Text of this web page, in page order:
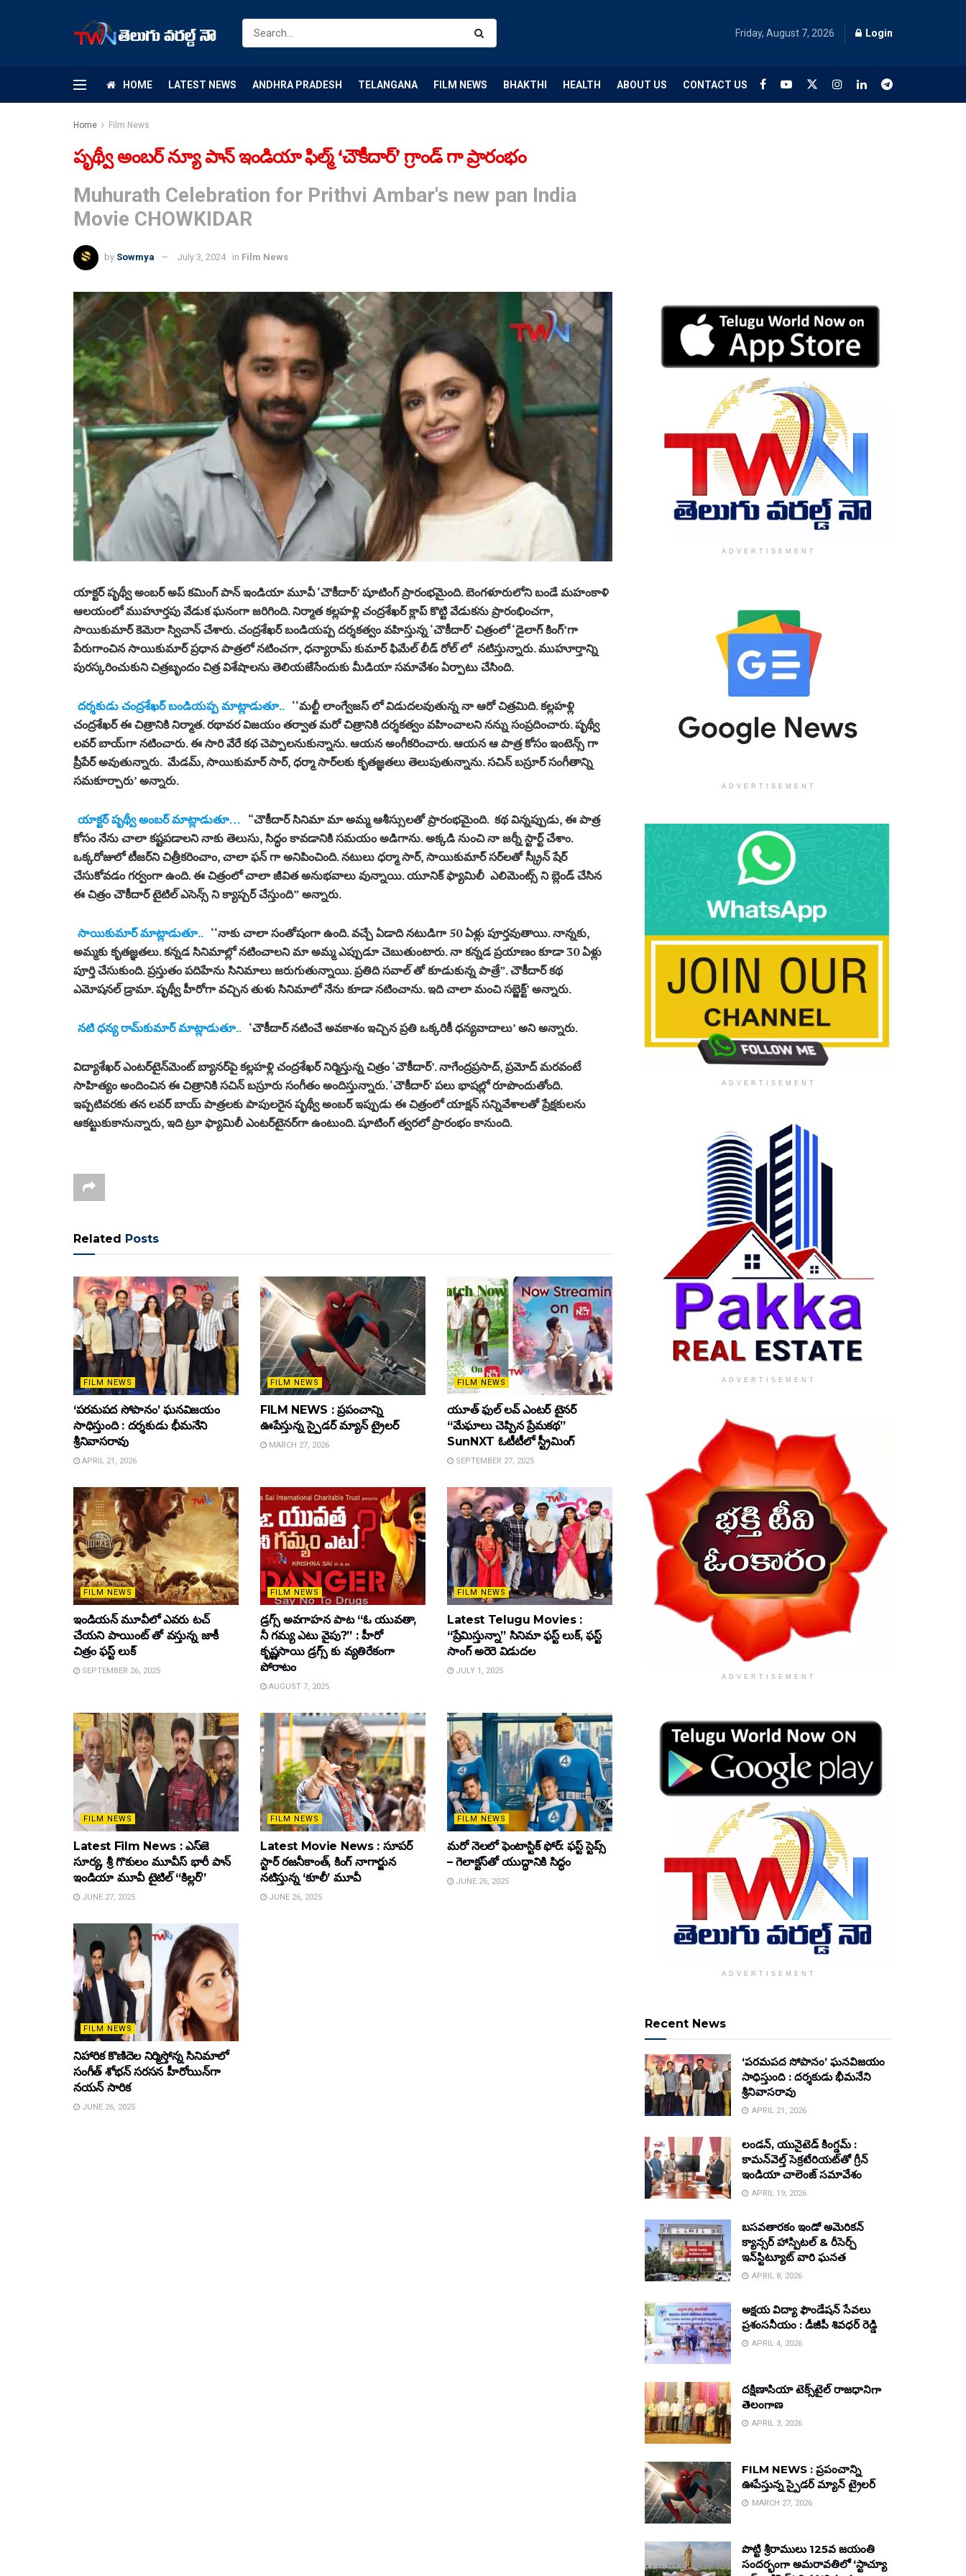
Friday, August 7, 2026 Login
HOME LATEST NEWS ANDHRA PRADESH TELANGANA FILM NEWS BHAKTHI HEALTH ABOUT US CONTACT US
Home Film News
పృథ్వీ అంబర్ న్యూ పాన్ ఇండియా ఫిల్మ్ ‘చౌకీదార్’ గ్రాండ్ గా ప్రారంభం
Muhurath Celebration for Prithvi Ambar's new pan India
Movie CHOWKIDAR
by Sowmya July 3, 2024 in Film News
యాక్టర్ పృథ్వీ అంబర్ అప్ కమింగ్ పాన్ ఇండియా మూవీ ‘చౌకీదార్’ షూటింగ్ ప్రారంభమైంది. బెంగళూరులోని బండే మహంకాళి
ఆలయంలో ముహూర్తపు వేడుక ఘనంగా జరిగింది. నిర్మాత కల్లహళ్లి చంద్రశేఖర్ క్లాప్ కొట్టి వేడుకను ప్రారంభించగా,
సాయికుమార్ కెమెరా స్విచాన్ చేశారు. చంద్రశేఖర్ బండియప్ప దర్శకత్వం వహిస్తున్న ‘చౌకీదార్’ చిత్రంలో ‘డైలాగ్ కింగ్’గా
పేరుగాంచిన సాయికుమార్ ప్రధాన పాత్రలో నటించగా, ధన్యారామ్ కుమార్ ఫిమేల్ లీడ్ రోల్ లో నటిస్తున్నారు. ముహూర్తాన్ని
పురస్కరించుకుని చిత్రబృందం చిత్ర విశేషాలను తెలియజేసేందుకు మీడియా సమావేశం ఏర్పాటు చేసింది.
దర్శకుడు చంద్రశేఖర్ బండియప్ప మాట్లాడుతూ.. ‘‘మల్టీ లాంగ్వేజస్ లో విడుదలవుతున్న నా ఆరో చిత్రమిది. కల్లహళ్లి
చంద్రశేఖర్ ఈ చిత్రానికి నిర్మాత. రథావర విజయం తర్వాత మరో చిత్రానికి దర్శకత్వం వహించాలని నన్ను సంప్రదించారు. పృథ్వీ
లవర్‌ బాయ్‌గా నటించారు. ఈ సారి వేరే కథ చెప్పాలనుకున్నాను. ఆయన అంగీకరించారు. ఆయన ఆ పాత్ర కోసం ఇంటెన్స్ గా
ప్రీపేర్ అవుతున్నారు. మేడమ్, సాయికుమార్ సార్, ధర్మా సార్‌లకు కృతజ్ఞతలు తెలుపుతున్నాను. సచిన్ బస్రూర్ సంగీతాన్ని
సమకూర్చారు’ అన్నారు.
యాక్టర్ పృథ్వీ అంబర్ మాట్లాడుతూ… “చౌకీదార్ సినిమా మా అమ్మ ఆశీస్సులతో ప్రారంభమైంది. కథ విన్నప్పుడు, ఈ పాత్ర
కోసం నేను చాలా కష్టపడాలని నాకు తెలుసు, సిద్ధం కావడానికి సమయం అడిగాను. అక్కడి నుంచి నా జర్నీ స్టార్ట్ చేశాం.
ఒక్కరోజులో టీజర్‌ని చిత్రీకరించాం, చాలా ఫన్ గా అనిపించింది. నటులు ధర్మా సార్, సాయికుమార్ సర్‌లతో స్క్రీన్ షేర్
చేసుకోవడం గర్వంగా ఉంది. ఈ చిత్రంలో చాలా జీవిత అనుభవాలు వున్నాయి. యూనిక్ ఫ్యామిలీ ఎలిమెంట్స్ ని బ్లెండ్ చేసిన
ఈ చిత్రం చౌకీదార్ టైటిల్ ఎసెన్స్ ని క్యాప్చర్ చేస్తుంది” అన్నారు.
సాయికుమార్ మాట్లాడుతూ.. ‘‘నాకు చాలా సంతోషంగా ఉంది. వచ్చే ఏడాది నటుడిగా 50 ఏళ్లు పూర్తవుతాయి. నాన్నకు,
అమ్మకు కృతజ్ఞతలు. కన్నడ సినిమాల్లో నటించాలని మా అమ్మ ఎప్పుడూ చెబుతుంటారు. నా కన్నడ ప్రయాణం కూడా 30 ఏళ్లు
పూర్తి చేసుకుంది. ప్రస్తుతం పదిహేను సినిమాలు జరుగుతున్నాయి. ప్రతిది సవాల్ తో కూడుకున్న పాత్రే”. చౌకీదార్ కథ
ఎమోషనల్ డ్రామా. పృథ్వీ హీరోగా వచ్చిన తుళు సినిమాలో నేను కూడా నటించాను. ఇది చాలా మంచి సబ్జెక్ట్’ అన్నారు.
నటి ధన్య రామ్‌కుమార్‌ మాట్లాడుతూ.. ‘చౌకీదార్‌ నటించే అవకాశం ఇచ్చిన ప్రతి ఒక్కరికీ ధన్యవాదాలు’ అని అన్నారు.
విద్యాశేఖర్ ఎంటర్‌టైన్‌మెంట్ బ్యానర్‌పై కల్లహళ్లి చంద్రశేఖర్‌ నిర్మిస్తున్న చిత్రం ‘చౌకీదార్‌’. నాగేంద్రప్రసాద్, ప్రమోద్ మరవంటే
సాహిత్యం అందించిన ఈ చిత్రానికి సచిన్ బస్రూరు సంగీతం అందిస్తున్నారు. ‘చౌకీదార్‌’ పలు భాషల్లో రూపొందుతోంది.
ఇప్పటివరకు తన లవర్ బాయ్ పాత్రలకు పాపులరైన పృథ్వీ అంబర్ ఇప్పుడు ఈ చిత్రంలో యాక్షన్ సన్నివేశాలతో ప్రేక్షకులను
ఆకట్టుకుకానున్నారు, ఇది ట్రూ ఫ్యామిలీ ఎంటర్‌టైనర్‌గా ఉంటుంది. షూటింగ్ త్వరలో ప్రారంభం కానుంది.
Related Posts
FILM NEWS
‘పరమపద సోపానం’ ఘనవిజయం
సాధిస్తుంది : దర్శకుడు భీమనేని
శ్రీనివాసరావు
APRIL 21, 2026
FILM NEWS
FILM NEWS : ప్రపంచాన్ని
ఊపేస్తున్న స్పైడర్ మ్యాన్ ట్రైలర్
MARCH 27, 2026
FILM NEWS
యూత్ ఫుల్ లవ్ ఎంటర్ టైనర్
“మేఘాలు చెప్పిన ప్రేమకథ”
SunNXT ఓటీటీలో స్ట్రీమింగ్
SEPTEMBER 27, 2025
FILM NEWS
ఇండియన్ మూవీలో ఎవరు టచ్
చేయని పాయింట్ తో వస్తున్న జాకీ
చిత్రం ఫస్ట్ లుక్
SEPTEMBER 26, 2025
FILM NEWS
డ్రగ్స్ అవగాహన పాట “ఓ యువతా,
నీ గమ్య ఎటు వైపు?” : హీరో
కృష్ణసాయి డ్రగ్స్ కు వ్యతిరేకంగా
పోరాటం
AUGUST 7, 2025
FILM NEWS
Latest Telugu Movies :
“ప్రేమిస్తున్నా” సినిమా ఫస్ట్ లుక్, ఫస్ట్
సాంగ్ అరెరె విడుదల
JULY 1, 2025
FILM NEWS
Latest Film News : ఎస్‌జె
సూర్య, శ్రీ గొకులం మూవీస్‌ భారీ పాన్‌
ఇండియా మూవీ టైటిల్ “కిల్లర్”
JUNE 27, 2025
FILM NEWS
Latest Movie News : సూపర్
స్టార్ రజనీకాంత్, కింగ్ నాగార్జున
నటిస్తున్న ‘కూలీ’ మూవీ
JUNE 26, 2025
FILM NEWS
మరో నెలలో ఫెంటాస్టిక్ ఫోర్: ఫస్ట్ స్టెప్స్
– గెలాక్టస్‌తో యుద్ధానికి సిద్ధం
JUNE 26, 2025
FILM NEWS
నిహారిక కొణిదెల నిర్మిస్తోన్న సినిమాలో
సంగీత్ శోభన్ సరసన హీరోయిన్‌గా
నయన్ సారిక
JUNE 26, 2025
ADVERTISEMENT
ADVERTISEMENT
ADVERTISEMENT
ADVERTISEMENT
ADVERTISEMENT
ADVERTISEMENT
Recent News
‘పరమపద సోపానం’ ఘనవిజయం
సాధిస్తుంది : దర్శకుడు భీమనేని
శ్రీనివాసరావు
APRIL 21, 2026
లండన్, యునైటెడ్ కింగ్డమ్ :
కామన్‌వెల్త్ సెక్రటేరియట్‌తో గ్రీన్
ఇండియా చాలెంజ్ సమావేశం
APRIL 19, 2026
బసవతారకం ఇండో అమెరికన్
క్యాన్సర్ హాస్పిటల్ & రీసెర్చ్
ఇన్‌స్టిట్యూట్ వారి ఘనత
APRIL 8, 2026
అక్షయ విద్యా ఫౌండేషన్ సేవలు
ప్రశంసనీయం : డీజీపీ శివధర్ రెడ్డి
APRIL 4, 2026
దక్షిణాసియా టెక్స్‌టైల్ రాజధానిగా
తెలంగాణ
APRIL 3, 2026
FILM NEWS : ప్రపంచాన్ని
ఊపేస్తున్న స్పైడర్ మ్యాన్ ట్రైలర్
MARCH 27, 2026
పొట్టి శ్రీరాములు 125వ జయంతి
సందర్భంగా అమరావతిలో ‘స్టాచ్యూ